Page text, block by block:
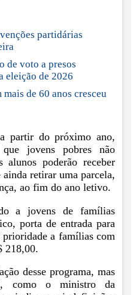
partidárias
de voto a presos
eleição de 2026
de 60 anos cresceu
partir do próximo ano,
jovens pobres não
alunos poderão receber
ainda retirar uma parcela,
ao fim do ano letivo.
a jovens de famílias
porta de entrada para
prioridade a famílias com
218,00.
desse programa, mas
como o ministro da